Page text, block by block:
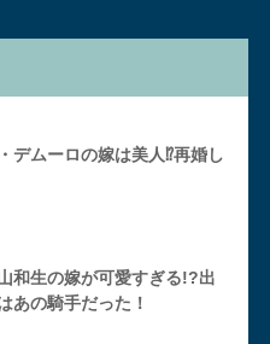
デムーロの嫁は美人⁉︎再婚し
和生の嫁が可愛すぎる!?出
あの騎手だった！